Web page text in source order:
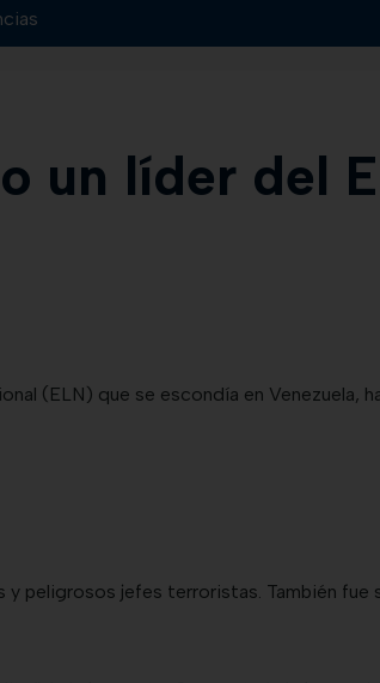
un líder del
(ELN) que se escondía en Venezuela,
peligrosos jefes terroristas. También fue